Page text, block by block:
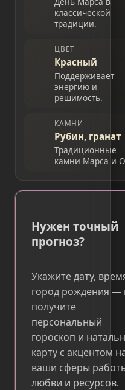
классической
традиции.
ЦВЕТ
Красный
Поддерживает
энергию и
решимость.
КАМНИ
Рубин, гранат
Традиционные
камни Марса и
Нужен точный
прогноз?
Укажите дату,
город рождения —
получите
персональный
гороскоп и
карту с акцентом
ваши сферы
любви и ресурсов.